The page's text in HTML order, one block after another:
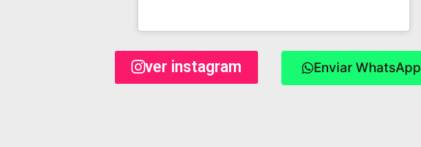
ver instagram Enviar WhatsApp